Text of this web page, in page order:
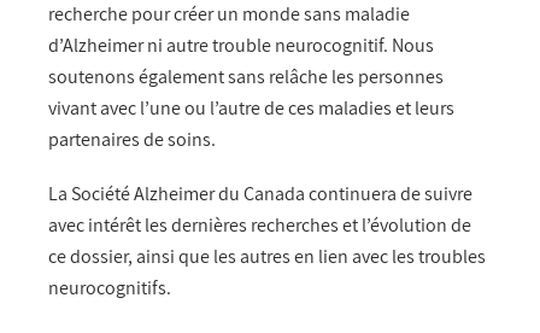
recherche pour créer un monde sans maladie
d’Alzheimer ni autre trouble neurocognitif. Nous
soutenons également sans relâche les personnes
vivant avec l’une ou l’autre de ces maladies et leurs
partenaires de soins.
La Société Alzheimer du Canada continuera de suivre
avec intérêt les dernières recherches et l’évolution de
ce dossier, ainsi que les autres en lien avec les troubles
neurocognitifs.